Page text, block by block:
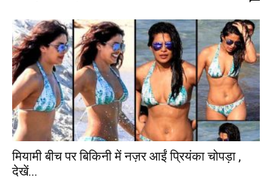
मियामी बीच पर बिकिनी में नज़र आईं प्रियंका चोपड़ा ,
देखें...